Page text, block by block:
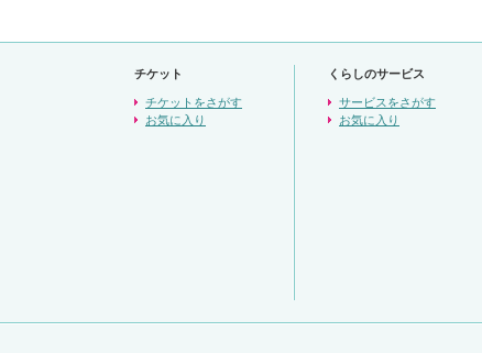
チケット
チケットをさがす
お気に入り
くらしのサービス
サービスをさがす
お気に入り